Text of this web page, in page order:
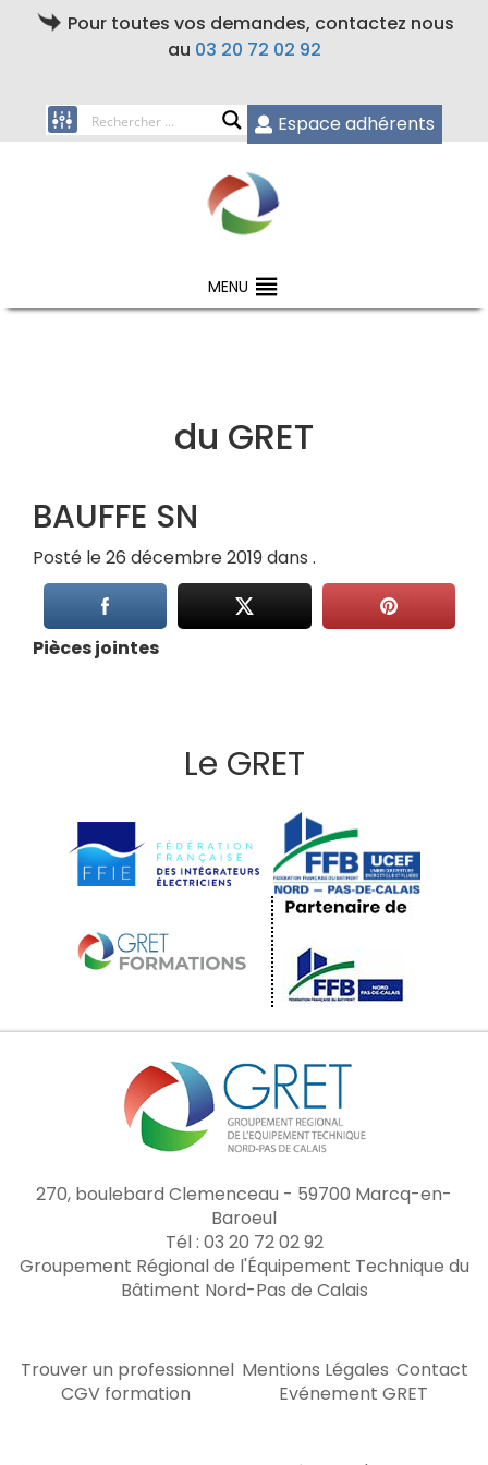
Pour toutes vos demandes, contactez nous
au 03 20 72 02 92
Espace adhérents
MENU
du GRET
BAUFFE SN
Posté le 26 décembre 2019 dans .
Pièces jointes
Le GRET
270, boulebard Clemenceau - 59700 Marcq-en-
Baroeul
Tél : 03 20 72 02 92
Groupement Régional de l'Équipement Technique du
Bâtiment Nord-Pas de Calais
Trouver un professionnel Mentions Légales Contact
CGV formation
Evénement GRET